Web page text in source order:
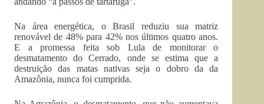
Na área energética, o Brasil reduziu sua matriz
renovável de 48% para 42% nos últimos quatro anos.
E a promessa feita sob Lula de monitorar o
desmatamento do Cerrado, onde se estima que a
destruição das matas nativas seja o dobro da da
Amazônia, nunca foi cumprida.